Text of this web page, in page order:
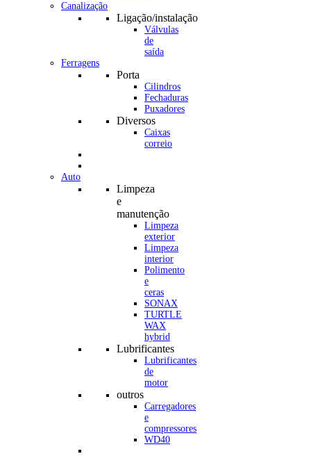
Canalização
Ligação/instalação
Válvulas
de
saída
Ferragens
Porta
Cilindros
Fechaduras
Puxadores
Diversos
Caixas
correio
Auto
Limpeza
e
manutenção
Limpeza
exterior
Limpeza
interior
Polimento
e
ceras
SONAX
TURTLE
WAX
hybrid
Lubrificantes
Lubrificantes
de
motor
outros
Carregadores
e
compressores
WD40